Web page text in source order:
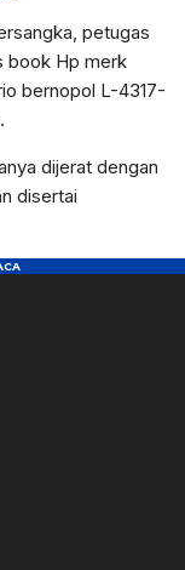
petugas
book Hp merk
bernopol L-4317-
dijerat dengan
disertai